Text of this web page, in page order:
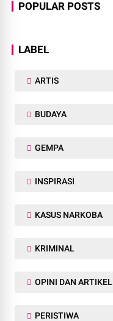
POPULAR POSTS
LABEL
ARTIS
BUDAYA
GEMPA
INSPIRASI
KASUS NARKOBA
KRIMINAL
OPINI DAN ARTIKEL
PERISTIWA